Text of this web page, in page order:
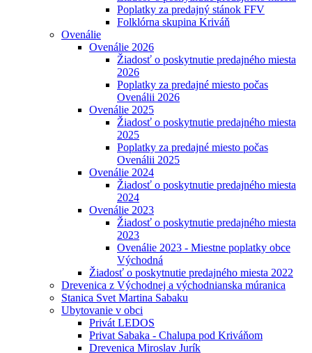
Poplatky za predajný stánok FFV
Folklórna skupina Kriváň
Ovenálie
Ovenálie 2026
Žiadosť o poskytnutie predajného miesta
2026
Poplatky za predajné miesto počas
Ovenálii 2026
Ovenálie 2025
Žiadosť o poskytnutie predajného miesta
2025
Poplatky za predajné miesto počas
Ovenálii 2025
Ovenálie 2024
Žiadosť o poskytnutie predajného miesta
2024
Ovenálie 2023
Žiadosť o poskytnutie predajného miesta
2023
Ovenálie 2023 - Miestne poplatky obce
Východná
Žiadosť o poskytnutie predajného miesta 2022
Drevenica z Východnej a východnianska múranica
Stanica Svet Martina Sabaku
Ubytovanie v obci
Privát LEDOS
Privat Sabaka - Chalupa pod Kriváňom
Drevenica Miroslav Jurík